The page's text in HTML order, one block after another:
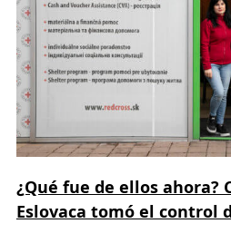
¿Qué fue de ellos ahora?
Eslovaca tomó el control